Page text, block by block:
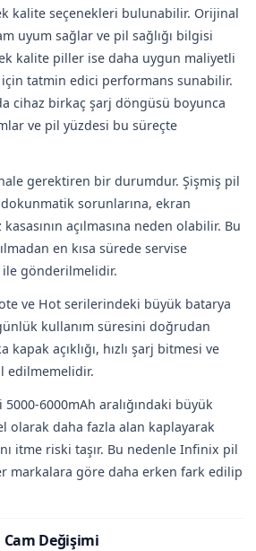
kalite seçenekleri bulunabilir. Orijinal
uyum sağlar ve pil sağlığı bilgisi
kalite piller ise daha uygun maliyetli
tatmin edici performans sunabilir.
cihaz birkaç şarj döngüsü boyunca
ve pil yüzdesi bu süreçte
gerektiren bir durumdur. Şişmiş pil
sorunlarına, ekran
açılmasına neden olabilir. Bu
en kısa sürede servise
gönderilmelidir.
ve Hot serilerindeki büyük batarya
kullanım süresini doğrudan
açıklığı, hızlı şarj bitmesi ve
edilmemelidir.
6000mAh aralığındaki büyük
olarak daha fazla alan kaplayarak
itme riski taşır. Bu nedenle Infinix pil
markalara göre daha erken fark edilip
Değişimi